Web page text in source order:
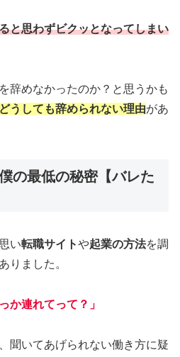
と思わずビクッとなってしまい
辞めなかったのか？と思うかも
どうしても辞められない理由があ
の最低の秘密【バレた
い転職サイトや起業の方法を調
りました。
か連れてって？」
聞いてあげられない働き方に疑